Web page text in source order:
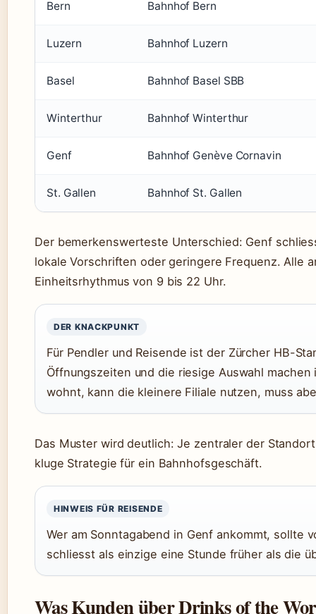
Bern Bahnhof Bern
Luzern Bahnhof Luzern
Basel Bahnhof Basel SBB
Winterthur Bahnhof Winterthur
Genf Bahnhof Genève Cornavin
St. Gallen Bahnhof St. Gallen
Der bemerkenswerteste Unterschied: Genf
lokale Vorschriften oder geringere Frequenz. Alle
Einheitsrhythmus von 9 bis 22 Uhr.
DER KNACKPUNKT
Für Pendler und Reisende ist der Zürcher HB-
Öffnungszeiten und die riesige Auswahl
wohnt, kann die kleinere Filiale nutzen, muss
Das Muster wird deutlich: Je zentraler der
kluge Strategie für ein Bahnhofsgeschäft.
HINWEIS FÜR REISENDE
Wer am Sonntagabend in Genf ankommt, sollte
schliesst als einzige eine Stunde früher als die
Was Kunden über Drinks of the